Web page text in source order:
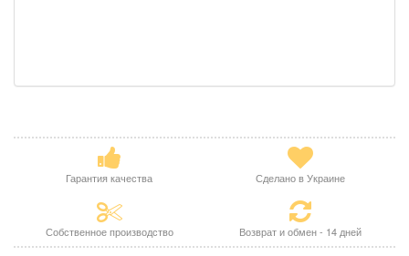
Гарантия качества Сделано в Украине
Собственное производство Возврат и обмен - 14 дней